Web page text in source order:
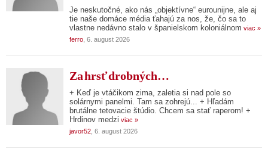
Je neskutočné, ako nás „objektívne“ eurounijne, ale aj
tie naše domáce média ťahajú za nos, že, čo sa to
vlastne nedávno stalo v španielskom koloniálnom viac »
ferro , 6. august 2026
Za hrsť drobných…
+ Keď je vtáčikom zima, zaletia si nad pole so
solárnymi panelmi. Tam sa zohrejú... + Hľadám
brutálne tetovacie štúdio. Chcem sa stať raperom! +
Hrdinov medzi viac »
javor52 , 6. august 2026